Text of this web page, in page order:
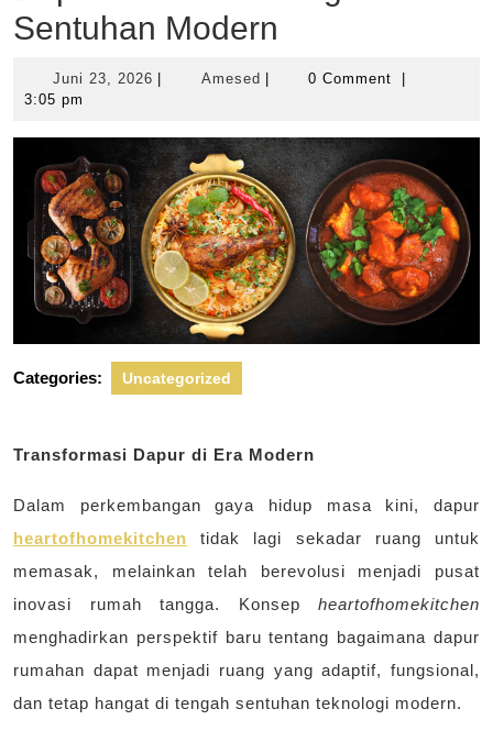
Sentuhan Modern
Juni 23, 2026 Juni
AmesedAmesed0 Comment
3:05 pm
Categories: Uncategorized
Transformasi Dapur di Era Modern
Dalam perkembangan gaya hidup masa kini, dapur
heartofhomekitchen tidak lagi sekadar ruang untuk
memasak, melainkan telah berevolusi menjadi pusat
inovasi rumah tangga. Konsep heartofhomekitchen
menghadirkan perspektif baru tentang bagaimana dapur
rumahan dapat menjadi ruang yang adaptif, fungsional,
dan tetap hangat di tengah sentuhan teknologi modern.